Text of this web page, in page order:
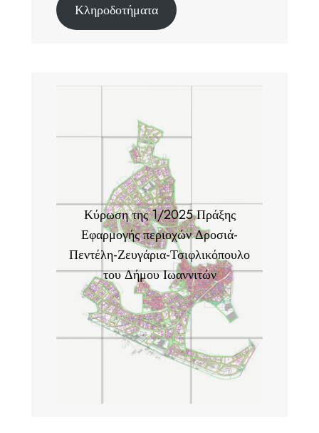
Κληροδοτήματα
Κύρωση της 1/2025 Πράξης
Εφαρμογής περιοχών Δροσιά-
Πεντέλη-Ζευγάρια-Τσιφλικόπουλο
του Δήμου Ιωαννιτών